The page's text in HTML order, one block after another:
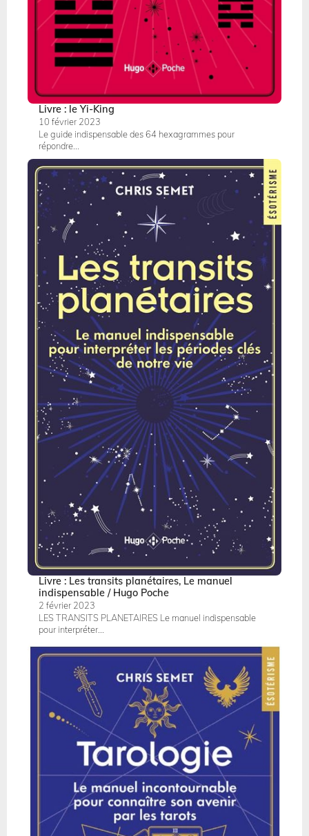
Livre : le Yi-King
10 février 2023
Le guide indispensable des 64 hexagrammes pour
répondre...
Livre : Les transits planétaires, Le manuel
indispensable / Hugo Poche
2 février 2023
LES TRANSITS PLANETAIRES Le manuel indispensable
pour interpréter...